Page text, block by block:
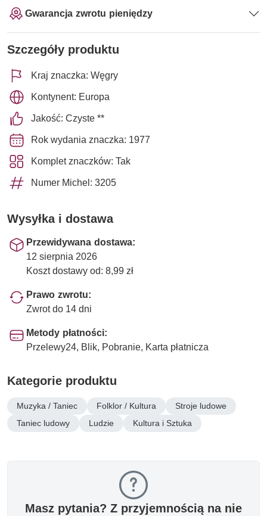
Gwarancja zwrotu pieniędzy
Szczegóły produktu
Kraj znaczka: Węgry
Kontynent: Europa
Jakość: Czyste **
Rok wydania znaczka: 1977
Komplet znaczków: Tak
Numer Michel: 3205
Wysyłka i dostawa
Przewidywana dostawa:
12 sierpnia 2026
Koszt dostawy od: 8,99 zł
Prawo zwrotu:
Zwrot do 14 dni
Metody płatności:
Przelewy24, Blik, Pobranie, Karta płatnicza
Kategorie produktu
Muzyka / Taniec Folklor / Kultura
Stroje ludowe
Taniec ludowy
Ludzie Kultura i Sztuka
Masz pytania? Z przyjemnością na nie